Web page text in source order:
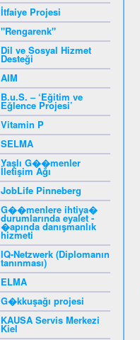
İtfaiye Projesi
"Rengarenk"
Dil ve Sosyal Hizmet
Desteği
AIM
B.u.S. – ‘Eğitim ve
Eğlence Projesi’
Vitamin P
SELMA
Yaşlı G��menler
İletişim Ağı
JobLife Pinneberg
G��menlere ihtiya�
durumlarında eyalet -
�apında danışmanlık
hizmeti
IQ-Netzwerk (Diplomanın
tanınması)
ELMA
G�kkuşağı projesi
KAUSA Servis Merkezi
Kiel